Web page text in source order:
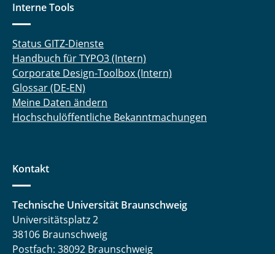
Interne Tools
Status GITZ-Dienste
Handbuch für TYPO3 (Intern)
Corporate Design-Toolbox (Intern)
Glossar (DE-EN)
Meine Daten ändern
Hochschulöffentliche Bekanntmachungen
Kontakt
Technische Universität Braunschweig
Universitätsplatz 2
38106 Braunschweig
Postfach: 38092 Braunschweig